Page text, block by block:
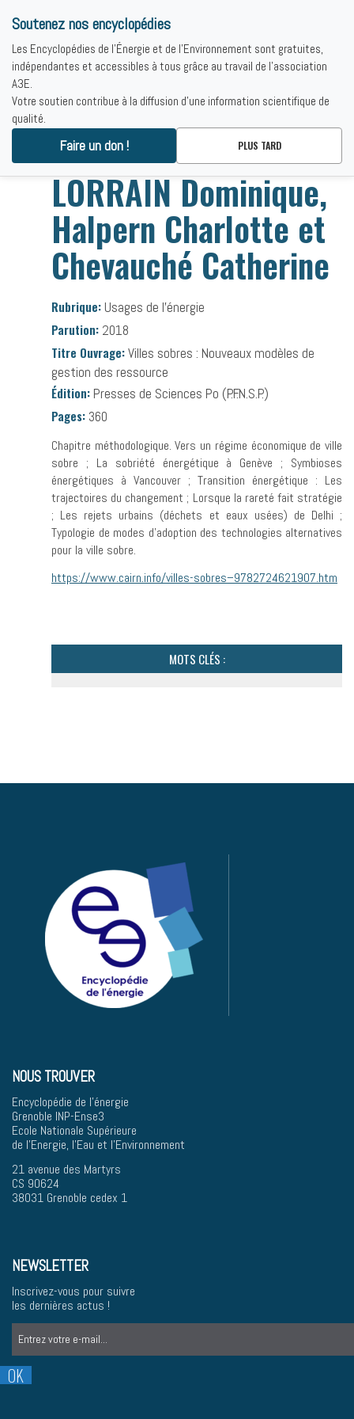
Bibliographies -
Chevauché Catherine
LORRAIN Dominique,
Halpern Charlotte et
Chevauché Catherine
Rubrique: Usages de l’énergie
Parution: 2018
Titre Ouvrage:Villes sobres : Nouveaux modèles de
gestion des ressource
Édition: Presses de Sciences Po (P.F.N.S.P.)
Pages: 360
Chapitre méthodologique. Vers un régime économique de ville
sobre ; La sobriété énergétique à Genève ; Symbioses
énergétiques à Vancouver ; Transition énergétique : Les
trajectoires du changement ; Lorsque la rareté fait stratégie
; Les rejets urbains (déchets et eaux usées) de Delhi ;
Typologie de modes d’adoption des technologies alternatives
pour la ville sobre.
https://www.cairn.info/villes-sobres–9782724621907.htm
MOTS CLÉS :
NOUS TROUVER
Encyclopédie de l'énergie
Grenoble INP-Ense3
Ecole Nationale Supérieure
de l'Energie, l'Eau et l'Environnement
21 avenue des Martyrs
CS 90624
38031 Grenoble cedex 1
NEWSLETTER
Inscrivez-vous pour suivre
les dernières actus !
Soutenez nos encyclopédies
Les Encyclopédies de l'Énergie et de l'Environnement sont gratuites,
indépendantes et accessibles à tous grâce au travail de l'association
A3E.
Votre soutien contribue à la diffusion d'une information scientifique de
qualité.
Faire un don ! PLUS TARD